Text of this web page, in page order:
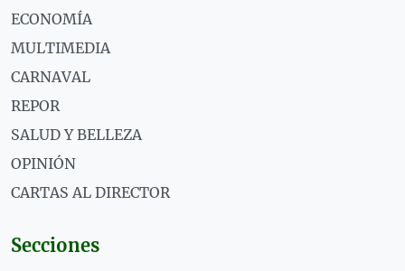
ECONOMÍA
MULTIMEDIA
CARNAVAL
REPOR
SALUD Y BELLEZA
OPINIÓN
CARTAS AL DIRECTOR
Secciones